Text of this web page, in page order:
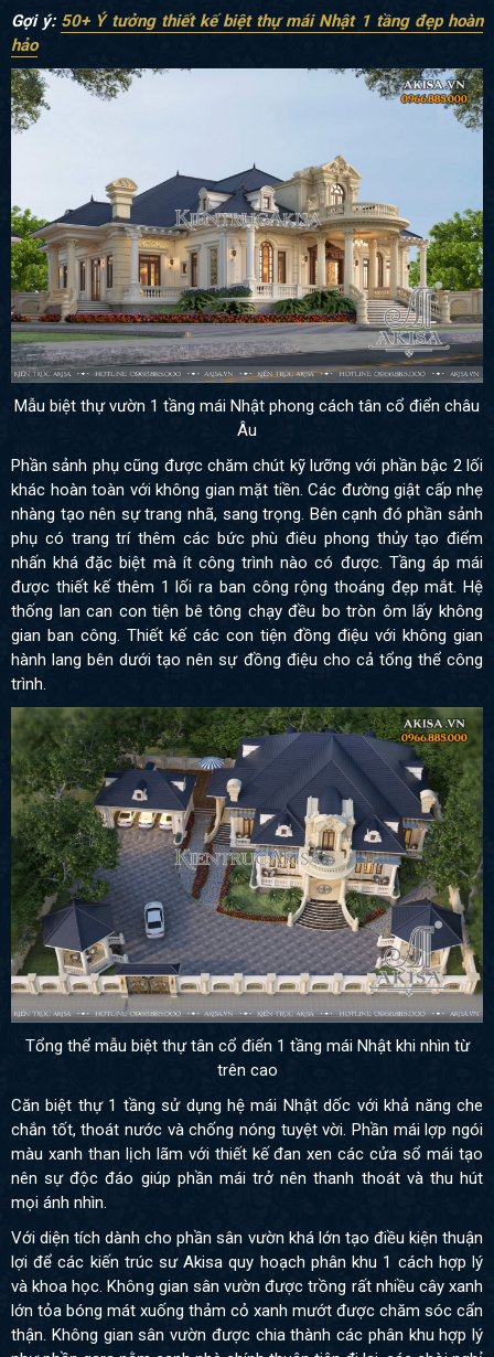
Gợi ý: 50+ Ý tưởng thiết kế biệt thự mái Nhật 1 tầng đẹp hoàn
hảo
Mẫu biệt thự vườn 1 tầng mái Nhật phong cách tân cổ điển châu
Âu
Phần sảnh phụ cũng được chăm chút kỹ lưỡng với phần bậc 2 lối
khác hoàn toàn với không gian mặt tiền. Các đường giật cấp nhẹ
nhàng tạo nên sự trang nhã, sang trọng. Bên cạnh đó phần sảnh
phụ có trang trí thêm các bức phù điêu phong thủy tạo điểm
nhấn khá đặc biệt mà ít công trình nào có được. Tầng áp mái
được thiết kế thêm 1 lối ra ban công rộng thoáng đẹp mắt. Hệ
thống lan can con tiện bê tông chạy đều bo tròn ôm lấy không
gian ban công. Thiết kế các con tiện đồng điệu với không gian
hành lang bên dưới tạo nên sự đồng điệu cho cả tổng thể công
trình.
Tổng thể mẫu biệt thự tân cổ điển 1 tầng mái Nhật khi nhìn từ
trên cao
Căn biệt thự 1 tầng sử dụng hệ mái Nhật dốc với khả năng che
chắn tốt, thoát nước và chống nóng tuyệt vời. Phần mái lợp ngói
màu xanh than lịch lãm với thiết kế đan xen các cửa sổ mái tạo
nên sự độc đáo giúp phần mái trở nên thanh thoát và thu hút
mọi ánh nhìn.
Với diện tích dành cho phần sân vườn khá lớn tạo điều kiện thuận
lợi để các kiến trúc sư Akisa quy hoạch phân khu 1 cách hợp lý
và khoa học. Không gian sân vườn được trồng rất nhiều cây xanh
lớn tỏa bóng mát xuống thảm cỏ xanh mướt được chăm sóc cẩn
thận. Không gian sân vườn được chia thành các phân khu hợp lý